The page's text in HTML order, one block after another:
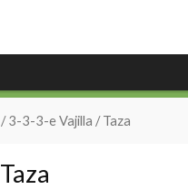
/3-3-3-e Vajilla / Taza
Taza